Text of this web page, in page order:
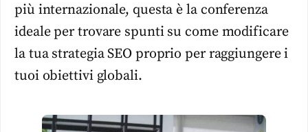
più internazionale, questa è la conferenza
ideale per trovare spunti su come modificare
la tua strategia SEO proprio per raggiungere i
tuoi obiettivi globali.